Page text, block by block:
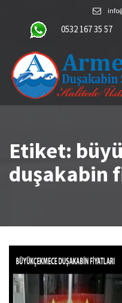
content
0532 167 35 57
Etiket:
duşakabin